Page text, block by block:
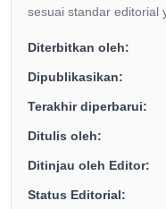
sesuai standar editorial
Diterbitkan oleh:
Dipublikasikan:
Terakhir diperbarui:
Ditulis oleh:
Ditinjau oleh Editor:
Status Editorial: